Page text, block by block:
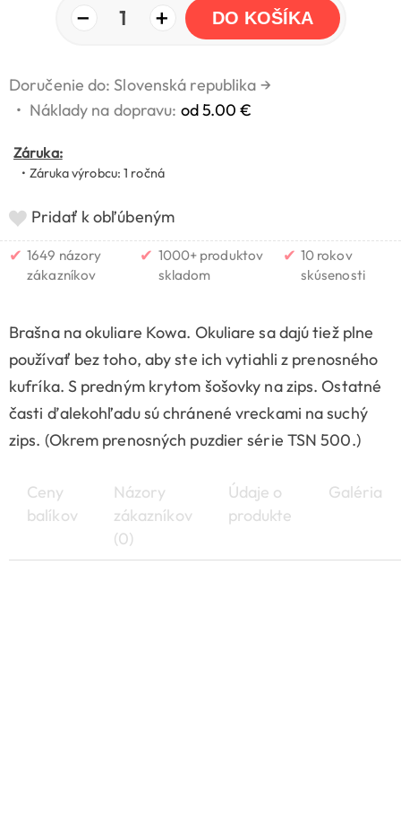
− 1 + DO KOŠÍKA
Doručenie do: Slovenská republika →
• Náklady na dopravu: od 5.00 €
Záruka:
• Záruka výrobcu: 1 ročná
Pridať k obľúbeným
✔ 1649 názory
zákazníkov
✔ 1000+ produktov
skladom
✔ 10 rokov
skúsenosti
Brašna na okuliare Kowa. Okuliare sa dajú tiež plne
používať bez toho, aby ste ich vytiahli z prenosného
kufríka. S predným krytom šošovky na zips. Ostatné
časti ďalekohľadu sú chránené vreckami na suchý
zips. (Okrem prenosných puzdier série TSN 500.)
Ceny
balíkov
Názory
zákazníkov
(0)
Údaje o
produkte
Galéria